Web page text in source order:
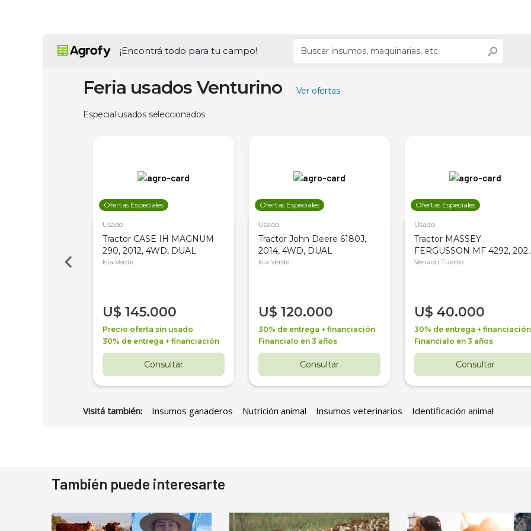
¡Encontrá todo para tu campo!
Feria usados Venturino Ver ofertas
Especial usados seleccionados
Ofertas Especiales
Usado
Tractor CASE IH MAGNUM
290, 2012, 4WD, DUAL
Isla Verde
U$ 145.000
Precio oferta sin usado
30% de entrega + financiación
Consultar
Ofertas Especiales
Usado
Tractor John Deere 6180J,
2014, 4WD, DUAL
Isla Verde
U$ 120.000
30% de entrega + financiación
Financialo en 3 años
Consultar
Ofertas Especiales
Usado
Tractor MASSEY
FERGUSSON MF 4292,
4WD, PATON
Venado Tuerto
U$ 40.000
30% de entrega + financiación
Financialo en 3 años
Consultar
Visitá también: Insumos ganaderos Nutrición animal Insumos veterinarios Identificación animal
También puede interesarte